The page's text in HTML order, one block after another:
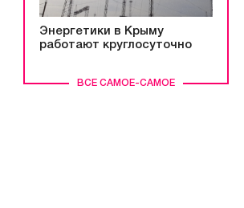
ВСЕ САМОЕ-САМОЕ
Энергетики в Крыму
работают круглосуточно